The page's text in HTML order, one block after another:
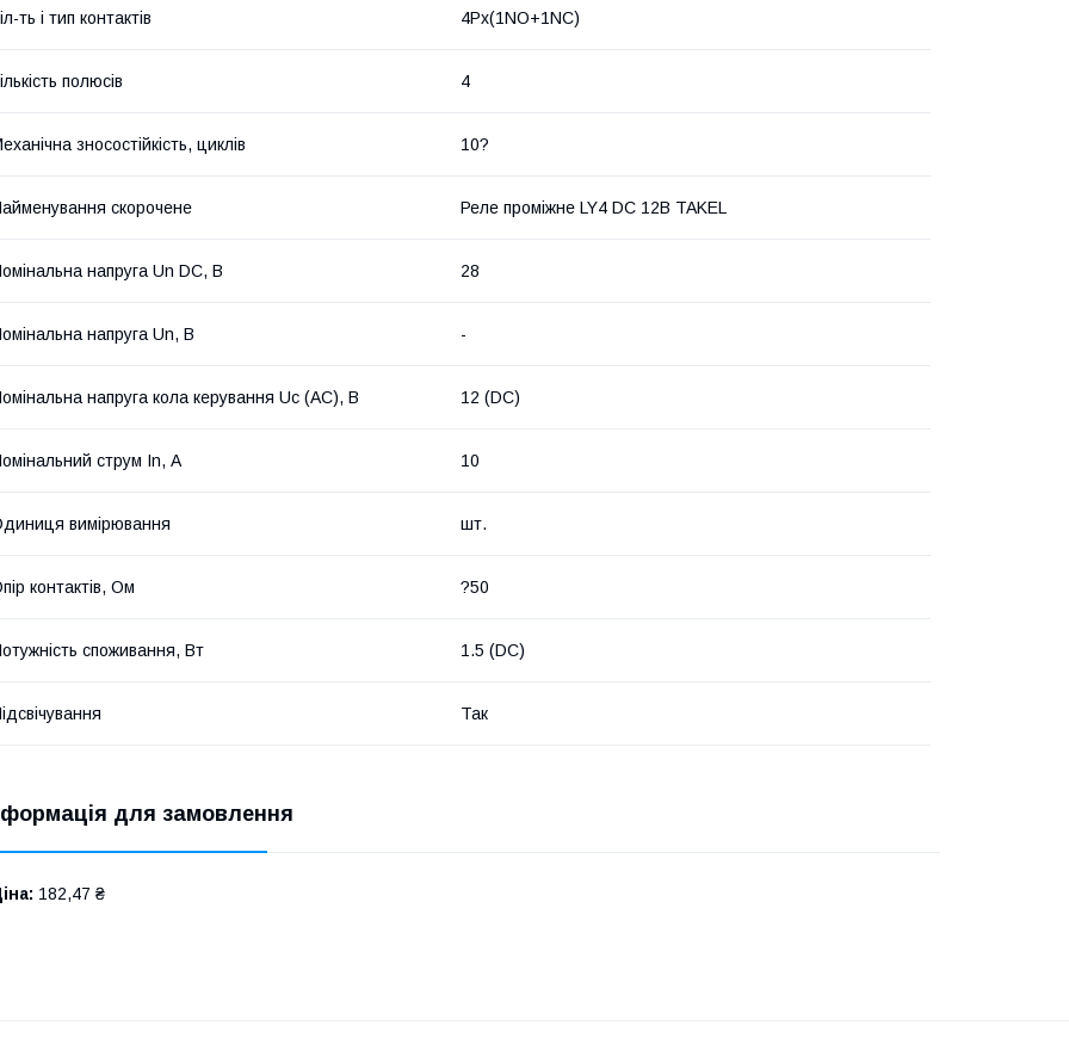
ть і тип контактів 4Px(1NO+1NC)
полюсів 4
зносостійкість, циклів 10?
скорочене Реле проміжне LY4 DC 12В TAKEL
напруга Un DC, В 28
напруга Un, В -
напруга кола керування Uс (AC), В 12 (DC)
струм In, А 10
вимірювання шт.
контактів, Ом ?50
споживання, Вт 1.5 (DC)
Так
для замовлення
182,47 ₴